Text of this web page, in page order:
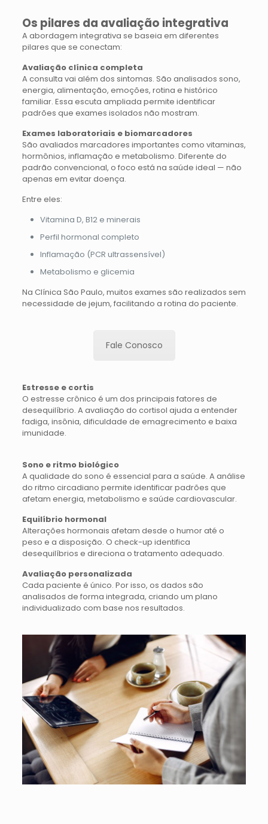
Os pilares da avaliação integrativa
A abordagem integrativa se baseia em diferentes
pilares que se conectam:
Avaliação clínica completa
A consulta vai além dos sintomas. São analisados sono,
energia, alimentação, emoções, rotina e histórico
familiar. Essa escuta ampliada permite identificar
padrões que exames isolados não mostram.
Exames laboratoriais e biomarcadores
São avaliados marcadores importantes como vitaminas,
hormônios, inflamação e metabolismo. Diferente do
padrão convencional, o foco está na saúde ideal — não
apenas em evitar doença.
Entre eles:
Vitamina D, B12 e minerais
Perfil hormonal completo
Inflamação (PCR ultrassensível)
Metabolismo e glicemia
Na Clínica São Paulo, muitos exames são realizados sem
necessidade de jejum, facilitando a rotina do paciente.
Fale Conosco
Estresse e cortis
O estresse crônico é um dos principais fatores de
desequilíbrio. A avaliação do cortisol ajuda a entender
fadiga, insônia, dificuldade de emagrecimento e baixa
imunidade.
Sono e ritmo biológico
A qualidade do sono é essencial para a saúde. A análise
do ritmo circadiano permite identificar padrões que
afetam energia, metabolismo e saúde cardiovascular.
Equilíbrio hormonal
Alterações hormonais afetam desde o humor até o
peso e a disposição. O check-up identifica
desequilíbrios e direciona o tratamento adequado.
Avaliação personalizada
Cada paciente é único. Por isso, os dados são
analisados de forma integrada, criando um plano
individualizado com base nos resultados.